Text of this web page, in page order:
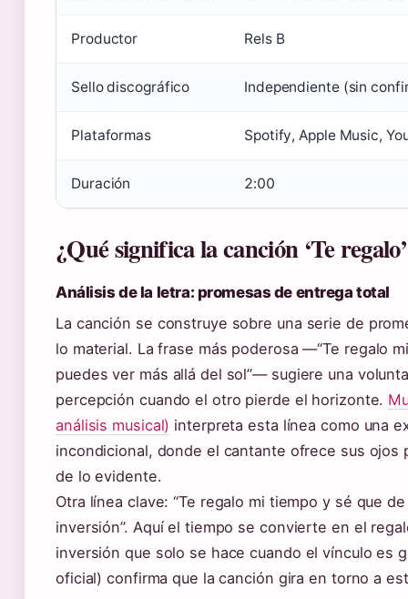
Productor Rels B
Sello discográfico Independiente (sin
Plataformas Spotify, Apple Music,
Duración 2:00
¿Qué significa la canción ‘Te
Análisis de la letra: promesas de entrega total
La canción se construye sobre una serie de
lo material. La frase más poderosa —“Te regalo
puedes ver más allá del sol”— sugiere una
percepción cuando el otro pierde el horizonte.
análisis musical) interpreta esta línea como una
incondicional, donde el cantante ofrece sus ojos
de lo evidente.
Otra línea clave: “Te regalo mi tiempo y sé que
inversión”. Aquí el tiempo se convierte en el
inversión que solo se hace cuando el vínculo es
oficial) confirma que la canción gira en torno a